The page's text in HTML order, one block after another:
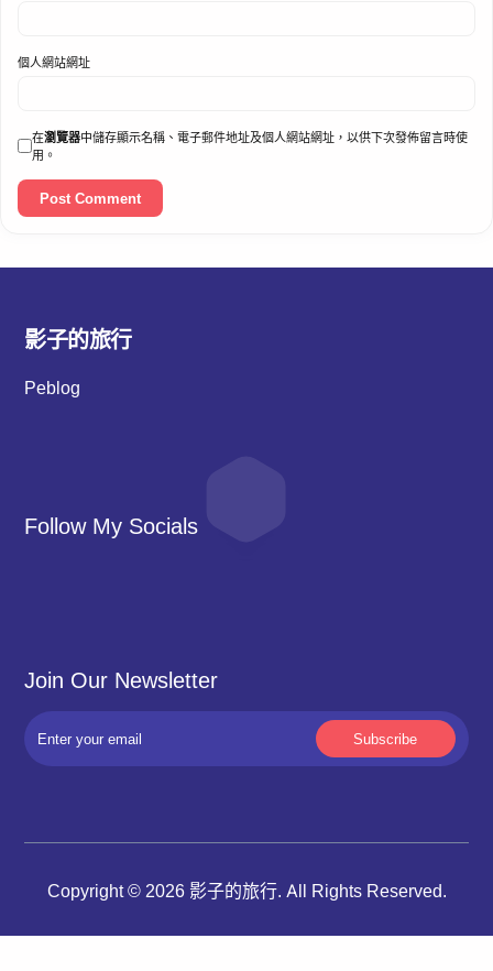
個人網站網址
在瀏覽器中儲存顯示名稱、電子郵件地址及個人網站網址，以供下次發佈留言時使
用。
影子的旅行
Peblog
Follow My Socials
Join Our Newsletter
Copyright © 2026 影子的旅行. All Rights Reserved.